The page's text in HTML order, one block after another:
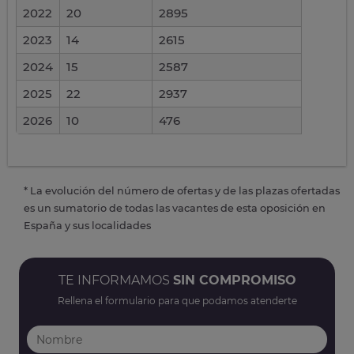
2022 20
2895
2023
14
2615
2024
15
2587
2025
22
2937
2026
10 476
* La evolución del número de ofertas y de las plazas ofertadas
es un sumatorio de todas las vacantes de esta oposición en
España y sus localidades
TE INFORMAMOS SIN COMPROMISO
Rellena el formulario para que podamos atenderte